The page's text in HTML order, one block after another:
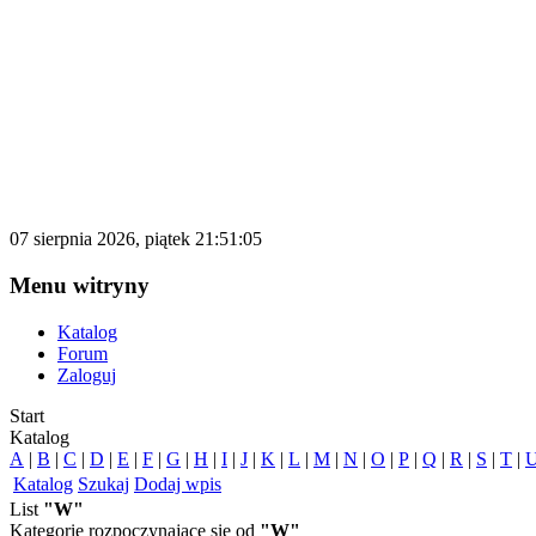
07 sierpnia 2026, piątek 21:51:05
Menu witryny
Katalog
Forum
Zaloguj
Start
Katalog
A | B | C | D | E | F | G | H | I | J | K | L | M | N | O | P | Q | R | S | T |
Katalog Szukaj Dodaj wpis
List "W"
Kategorie rozpoczynające się od "W"